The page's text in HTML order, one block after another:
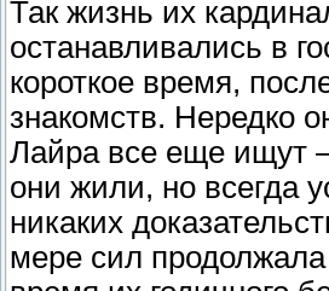
Так жизнь их
останавливались в
короткое время,
знакомств. Нередко
Лайра все еще ищут –
они жили, но всегда
никаких
мере сил